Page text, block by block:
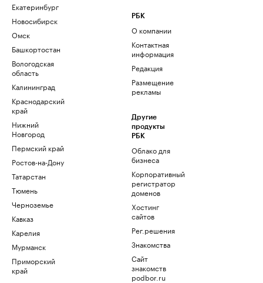
Екатеринбург
Новосибирск
Омск
Башкортостан
Вологодская
область
Калининград
Краснодарский
край
Нижний
Новгород
Пермский край
Ростов-на-Дону
Татарстан
Тюмень
Черноземье
Кавказ
Карелия
Мурманск
Приморский
край
РБК
О компании
Контактная
информация
Редакция
Размещение
рекламы
Другие
продукты
РБК
Облако для
бизнеса
Корпоративный
регистратор
доменов
Хостинг
сайтов
Рег.решения
Знакомства
Сайт
знакомств
podbor.ru